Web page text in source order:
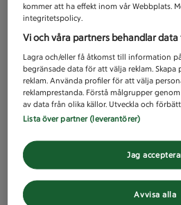
kommer att ha effekt inom vår Webbplats.
integritetspolicy.
Vi och våra partners behandlar
Lagra och/eller få åtkomst till information
begränsade data för att välja reklam.
reklam. Använda profiler för att välja
reklamprestanda. Förstå målgrupper
av data från olika källor. Utveckla och
Lista över partner (leverantörer)
Avvisa alla
Jag